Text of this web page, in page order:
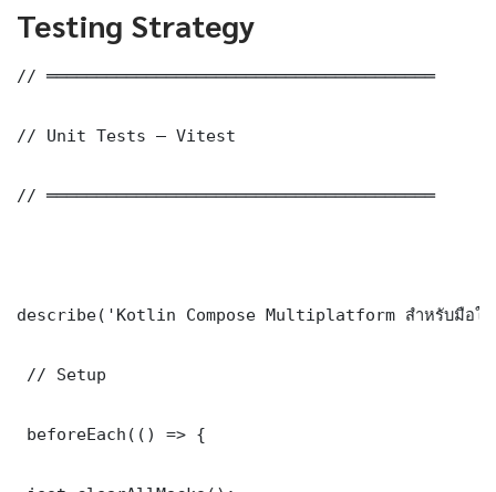
Testing Strategy
// ═══════════════════════════════════════
// Unit Tests — Vitest
// ═══════════════════════════════════════
describe('Kotlin Compose Multiplatform สำหรับมื
// Setup
beforeEach(() => {